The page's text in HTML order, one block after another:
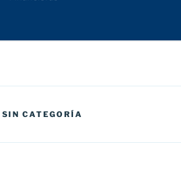
CATEGORÍAS
SIN CATEGORÍA